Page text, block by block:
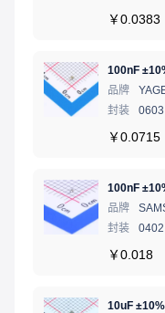
￥0.0383
100nF
品牌
封装
0603
￥0.0715
100nF
品牌
封装
0402
￥0.018
10uF